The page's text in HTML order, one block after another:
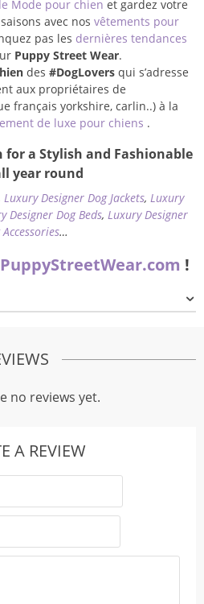
Mode pour chien et gardez votre
avec nos vêtements pour
pas les dernières tendances
Puppy Street Wear.
des #DogLovers qui s’adresse
aux propriétaires de
français yorkshire, carlin..) à la
de luxe pour chiens .
for a Stylish and Fashionable
year round
Luxury Designer Dog Jackets, Luxury
Designer Dog Beds, Luxury Designer
…
!
no reviews yet.
A REVIEW